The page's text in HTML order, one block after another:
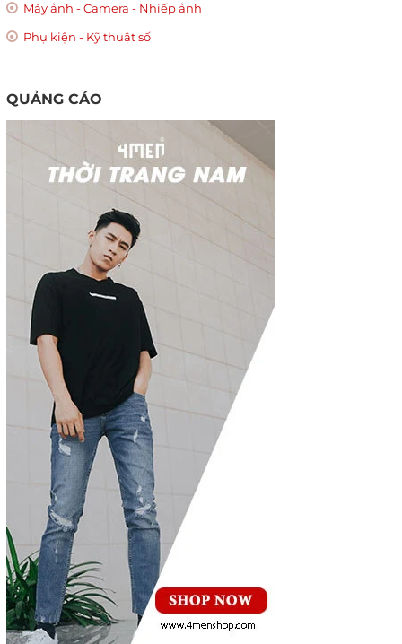
Máy ảnh - Camera - Nhiếp ảnh
Phụ kiện - Kỹ thuật số
QUẢNG CÁO